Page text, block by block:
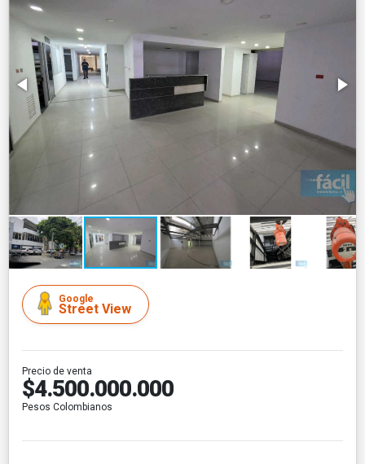
Google
Street View
Precio de venta
$4.500.000.000
Pesos Colombianos